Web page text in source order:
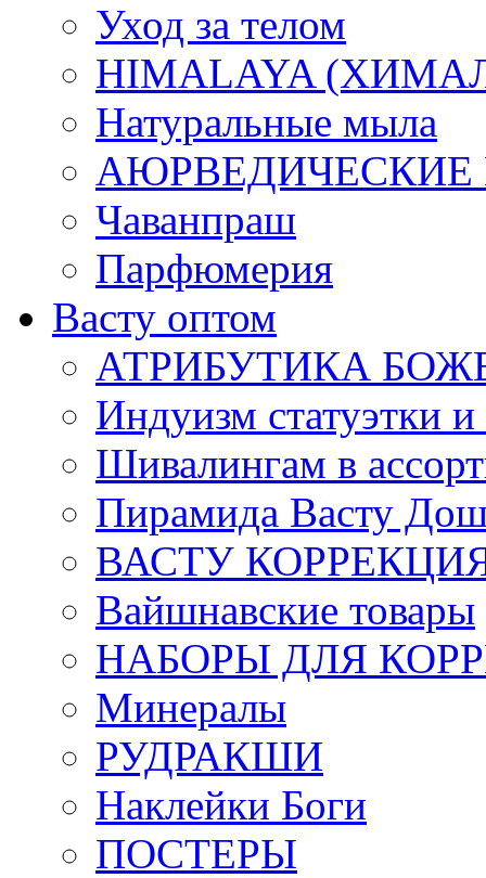
Уход за телом
HIMALAYA
Натуральные мыла
Чаванпраш
Парфюмерия
Васту оптом
АТРИБУТИКА
Индуизм статуэтки
Шивалингам в
Пирамида Васту
ВАСТУ
Вайшнавские товары
НАБОРЫ ДЛЯ
Минералы
РУДРАКШИ
Наклейки Боги
ПОСТЕРЫ